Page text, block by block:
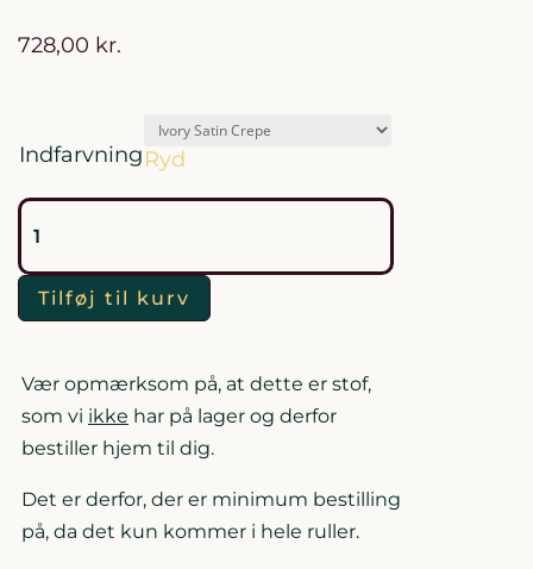
728,00 kr.
IndfarvningRyd
Bennett
Silks
Crepe
Satin
Tilføj til kurv
Vær opmærksom på, at dette er stof,
som vi ikke har på lager og derfor
bestiller hjem til dig.
Det er derfor, der er minimum bestilling
på, da det kun kommer i hele ruller.